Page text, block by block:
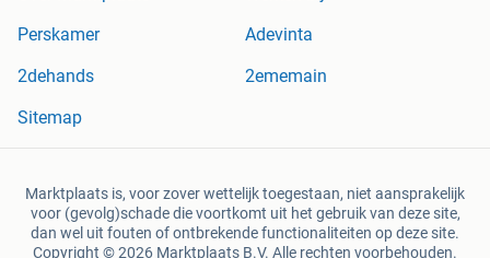
Perskamer
Adevinta
2dehands
2ememain
Sitemap
Marktplaats is, voor zover wettelijk toegestaan, niet aansprakelijk
voor (gevolg)schade die voortkomt uit het gebruik van deze site,
dan wel uit fouten of ontbrekende functionaliteiten op deze site.
Copyright © 2026 Marktplaats B.V. Alle rechten voorbehouden.